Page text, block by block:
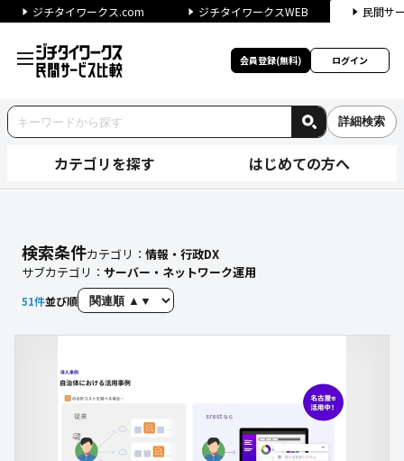
ジチタイワークス.com ジチタイワークスWEB 民間サ
会員登録(無料) ログイン
詳細検索
カテゴリを探す はじめての方へ
検索条件カテゴリ： 情報・行政DX
サブカテゴリ： サーバー・ネットワーク運用
51件並び順